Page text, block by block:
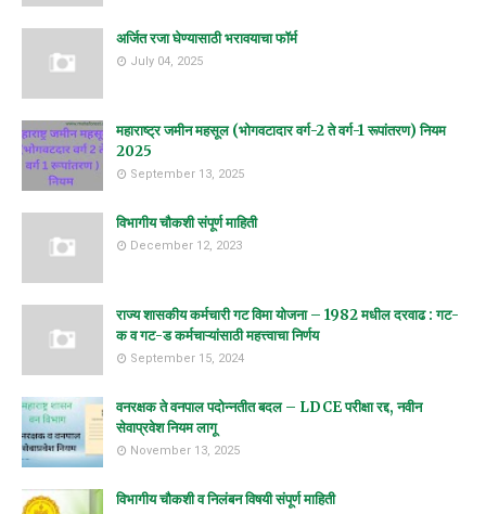
अर्जित रजा घेण्यासाठी भरावयाचा फॉर्म
July 04, 2025
महाराष्ट्र जमीन महसूल (भोगवटादार वर्ग-2 ते वर्ग-1 रूपांतरण) नियम
2025
September 13, 2025
विभागीय चौकशी संपूर्ण माहिती
December 12, 2023
राज्य शासकीय कर्मचारी गट विमा योजना – 1982 मधील दरवाढ : गट-
क व गट-ड कर्मचाऱ्यांसाठी महत्त्वाचा निर्णय
September 15, 2024
वनरक्षक ते वनपाल पदोन्नतीत बदल – LDCE परीक्षा रद्द, नवीन
सेवाप्रवेश नियम लागू
November 13, 2025
विभागीय चौकशी व निलंबन विषयी संपूर्ण माहिती